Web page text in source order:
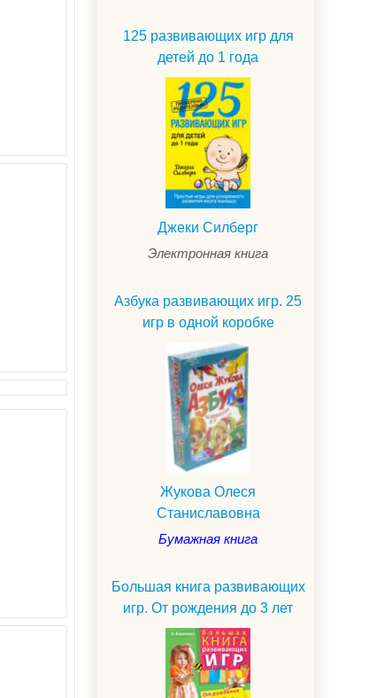
125 развивающих игр для
детей до 1 года
Джеки Силберг
Электронная книга
Азбука развивающих игр. 25
игр в одной коробке
Жукова Олеся
Станиславовна
Бумажная книга
Большая книга развивающих
игр. От рождения до 3 лет